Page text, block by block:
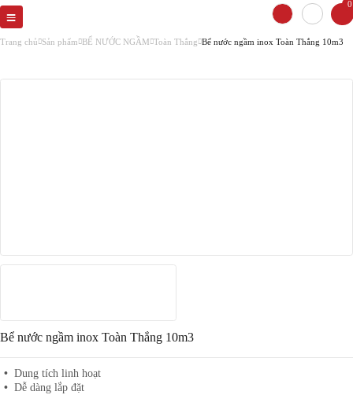
0
Trang chủ Sản phẩm BỂ NƯỚC NGẦM Toàn Thắng Bể nước ngầm inox Toàn Thắng 10m3
Bể nước ngầm inox Toàn Thắng 10m3
Dung tích linh hoạt
Dễ dàng lắp đặt